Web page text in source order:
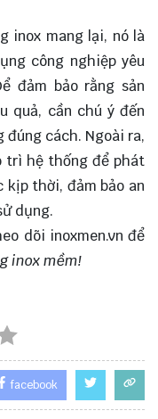
inox mang lại, nó là
công nghiệp yêu
đảm bảo rằng sản
quả, cần chú ý đến
đúng cách. Ngoài ra,
trì hệ thống để phát
kịp thời, đảm bảo an
dụng.
dõi inoxmen.vn để
inox mềm!
facebook